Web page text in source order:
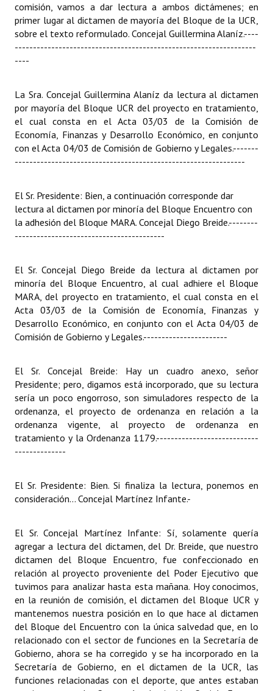
comisión, vamos a dar lectura a ambos dictámenes; en
primer lugar al dictamen de mayoría del Bloque de la UCR,
sobre el texto reformulado. Concejal Guillermina Alaníz.----
------------------------------------------------------------------
----
La Sra. Concejal Guillermina Alaníz da lectura al dictamen
por mayoría del Bloque UCR del proyecto en tratamiento,
el cual consta en el Acta 03/03 de la Comisión de
Economía, Finanzas y Desarrollo Económico, en conjunto
con el Acta 04/03 de Comisión de Gobierno y Legales.-------
---------------------------------------------------------------
El Sr. Presidente: Bien, a continuación corresponde dar
lectura al dictamen por minoría del Bloque Encuentro con
la adhesión del Bloque MARA. Concejal Diego Breide.--------
-----------------------------------------
El Sr. Concejal Diego Breide da lectura al dictamen por
minoría del Bloque Encuentro, al cual adhiere el Bloque
MARA, del proyecto en tratamiento, el cual consta en el
Acta 03/03 de la Comisión de Economía, Finanzas y
Desarrollo Económico, en conjunto con el Acta 04/03 de
Comisión de Gobierno y Legales.-----------------------
El Sr. Concejal Breide: Hay un cuadro anexo, señor
Presidente; pero, digamos está incorporado, que su lectura
sería un poco engorroso, son simuladores respecto de la
ordenanza, el proyecto de ordenanza en relación a la
ordenanza vigente, al proyecto de ordenanza en
tratamiento y la Ordenanza 1179.----------------------------
--------------
El Sr. Presidente: Bien. Si finaliza la lectura, ponemos en
consideración... Concejal Martínez Infante.-
El Sr. Concejal Martínez Infante: Sí, solamente quería
agregar a lectura del dictamen, del Dr. Breide, que nuestro
dictamen del Bloque Encuentro, fue confeccionado en
relación al proyecto proveniente del Poder Ejecutivo que
tuvimos para analizar hasta esta mañana. Hoy conocimos,
en la reunión de comisión, el dictamen del Bloque UCR y
mantenemos nuestra posición en lo que hace al dictamen
del Bloque del Encuentro con la única salvedad que, en lo
relacionado con el sector de funciones en la Secretaría de
Gobierno, ahora se ha corregido y se ha incorporado en la
Secretaría de Gobierno, en el dictamen de la UCR, las
funciones relacionadas con el deporte, que antes estaban